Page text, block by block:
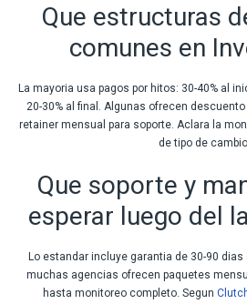
Que estructuras
comunes en
La mayoria usa pagos por hitos: 30-40% al
20-30% al final. Algunas ofrecen
retainer mensual para soporte. Aclara la
de tipo de
Que soporte y
esperar luego del
Lo estandar incluye garantia de 30-90
muchas agencias ofrecen paquetes
hasta monitoreo completo. Segun